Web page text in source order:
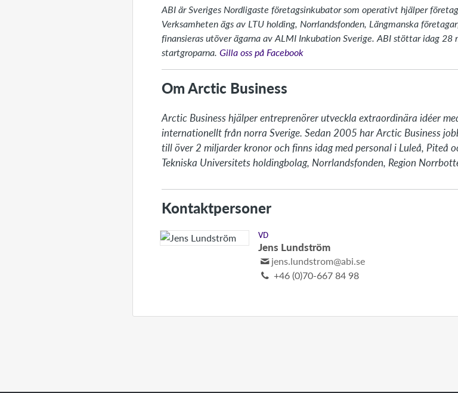
ABI är Sveriges Nordligaste företagsinkubator som operativt hjälper
Verksamheten ägs av LTU holding, Norrlandsfonden, Längmanska
finansieras utöver ägarna av ALMI Inkubation Sverige. ABI stöttar idag
startgroparna. Gilla oss på Facebook
Om Arctic Business
Arctic Business hjälper entreprenörer utveckla extraordinära idéer
internationellt från norra Sverige. Sedan 2005 har Arctic Business
till över 2 miljarder kronor och finns idag med personal i Luleå, Piteå
Tekniska Universitets holdingbolag, Norrlandsfonden, Region
Kontaktpersoner
VD
Jens Lundström
jens.lundstrom@abi.se
+46 (0)70-667 84 98